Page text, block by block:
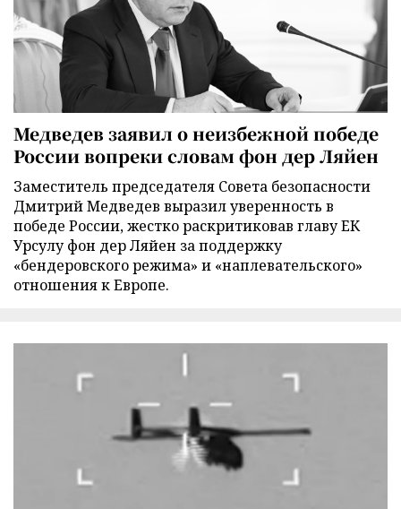
Медведев заявил о неизбежной победе
России вопреки словам фон дер Ляйен
Заместитель председателя Совета безопасности
Дмитрий Медведев выразил уверенность в
победе России, жестко раскритиковав главу ЕК
Урсулу фон дер Ляйен за поддержку
«бендеровского режима» и «наплевательского»
отношения к Европе.